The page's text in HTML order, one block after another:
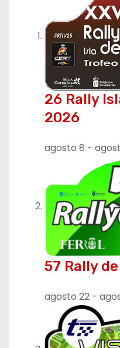
26 Rally
2026
agosto 8 -
57 Rally
agosto 22 -